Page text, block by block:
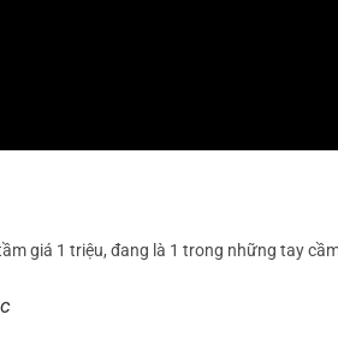
giá 1 triệu, đang là 1 trong những tay